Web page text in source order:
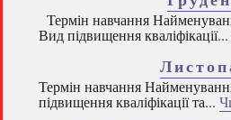
Термін навчання
Вид підвищення кваліфікації...
Термін навчання
підвищення кваліфікації та...